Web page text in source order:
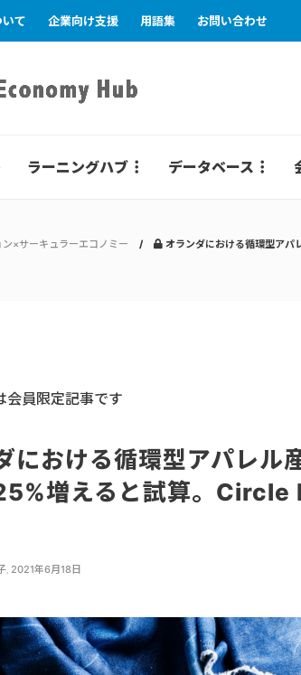
て 企業向け支援 用語集 お問い合わせ
ラーニングハブ データベース
ン×サーキュラーエコノミー オランダにおける循環型ア
会員限定記事です
における循環型アパレル
増えると試算。Circle
, 2021年6月18日